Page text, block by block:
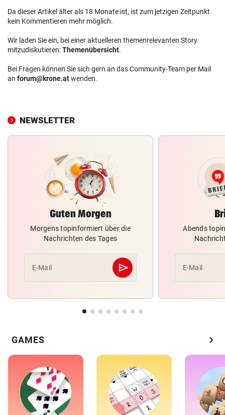
Da dieser Artikel älter als 18 Monate ist, ist zum jetzigen Zeitpunkt
kein Kommentieren mehr möglich.
Wir laden Sie ein, bei einer aktuelleren themenrelevanten Story
mitzudiskutieren:Themenübersicht.
Bei Fragen können Sie sich gern an das Community-Team per Mail
an forum@krone.atwenden.
NEWSLETTER
Guten Morgen
Morgens topinformiert über die
Nachrichten des Tages
E-Mail send
Abschicken
Abends
E-Mail
GAMES chevron_right